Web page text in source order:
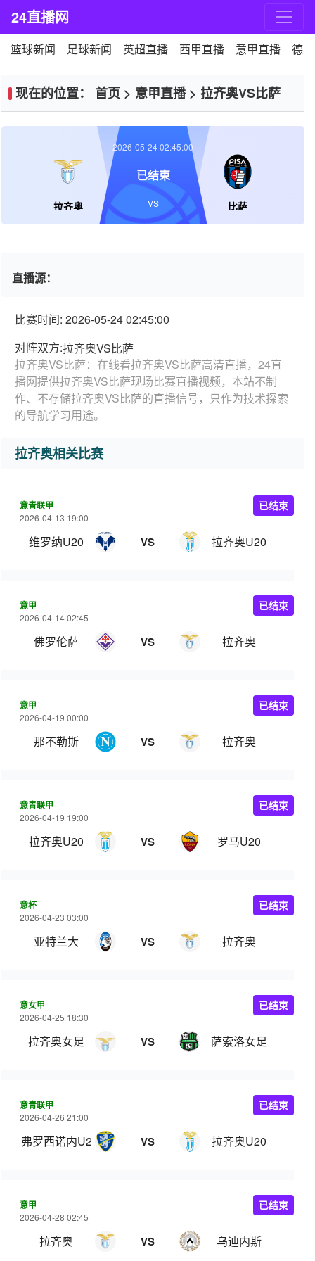
24直播网
篮球新闻 足球新闻 英超直播 西甲直播 意甲直播 德
现在的位置： 首页 > 意甲直播> 拉齐奥VS比萨
拉齐奥 比萨
2026-05-24 02:45:00
已结束
VS
直播源：
比赛时间: 2026-05-24 02:45:00
对阵双方:拉齐奥VS比萨
拉齐奥VS比萨：在线看拉齐奥VS比萨高清直播，24直
播网提供拉齐奥VS比萨现场比赛直播视频，本站不制
作、不存储拉齐奥VS比萨的直播信号，只作为技术探索
的导航学习用途。
拉齐奥相关比赛
意青联甲
2026-04-13 19:00
维罗纳U20 VS 拉齐奥U20
已结束
意甲
2026-04-14 02:45
佛罗伦萨 VS 拉齐奥
已结束
意甲
2026-04-19 00:00
那不勒斯 VS 拉齐奥
已结束
意青联甲
2026-04-19 19:00
拉齐奥U20 VS 罗马U20
已结束
意杯
2026-04-23 03:00
亚特兰大 VS 拉齐奥
已结束
意女甲
2026-04-25 18:30
拉齐奥女足 VS 萨索洛女足
已结束
意青联甲
2026-04-26 21:00
弗罗西诺内U20 VS 拉齐奥U20
已结束
意甲
2026-04-28 02:45
拉齐奥 VS 乌迪内斯
已结束